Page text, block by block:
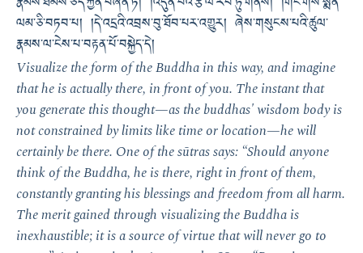
ལམ་ཅི་བཏབ་པ། །དེ་འདྲའི་འབྲས་བུ་ཐོབ་པར་འགྱུར། ཞེས་གསུངས་པའི་ཚུལ་
རྣམས་ལ་ངེས་པ་བརྟན་པོ་བསྐྱེད་དེ།
Visualize the form of the Buddha in this way, and imagine
that he is actually there, in front of you. The instant that
you generate this thought—as the buddhas' wisdom body is
not constrained by limits like time or location—he will
certainly be there. One of the sūtras says: “Should anyone
think of the Buddha, he is there, right in front of them,
constantly granting his blessings and freedom from all harm.
The merit gained through visualizing the Buddha is
inexhaustible; it is a source of virtue that will never go to